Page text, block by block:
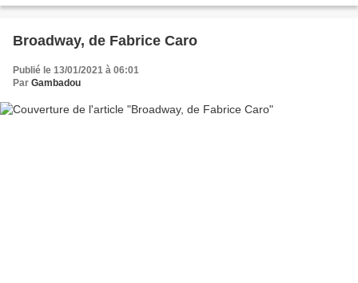
Broadway, de Fabrice Caro
Publié le 13/01/2021 à 06:01
Par Gambadou